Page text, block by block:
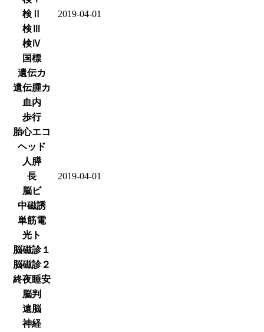
検Ⅱ
2019-04-01
検Ⅲ
検Ⅳ
国標
遺伝カ
遺伝腫カ
血内
歩行
胎心エコ
ヘッド
人膵
長
2019-04-01
脳ビ
中磁誘
単筋電
光ト
脳磁診１
脳磁診２
終夜睡安
脳判
遠脳
神経